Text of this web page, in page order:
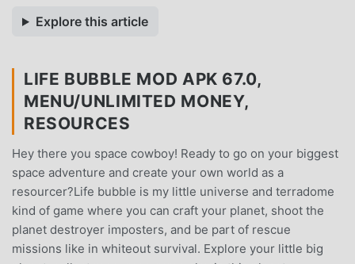
Explore this article
LIFE BUBBLE MOD APK 67.0,
MENU/UNLIMITED MONEY,
RESOURCES
Hey there you space cowboy! Ready to go on your biggest
space adventure and create your own world as a
resourcer?Life bubble is my little universe and terradome
kind of game where you can craft your planet, shoot the
planet destroyer imposters, and be part of rescue
missions like in whiteout survival. Explore your little big